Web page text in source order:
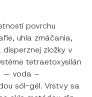
povrchu
uhla zmáčania,
zložky v
tetraetoxysilán
— voda –
sól-gél. Vrstvy sa